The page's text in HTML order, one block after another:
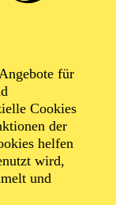
für
Cookies
der
helfen
wird,
und
Roman "Halla